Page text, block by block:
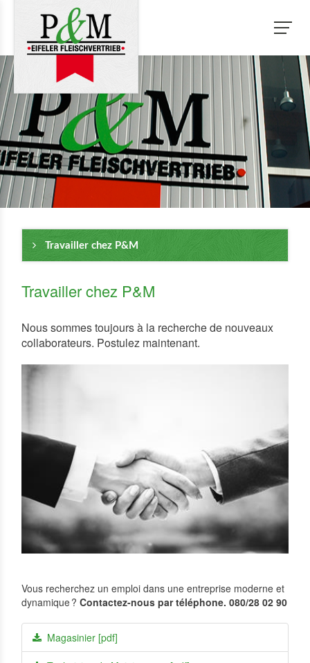
Travailler chez P&M
Travailler chez P&M
Nous sommes toujours à la recherche de nouveaux
collaborateurs. Postulez maintenant.
Vous recherchez un emploi dans une entreprise moderne et
dynamique ? Contactez-nous par téléphone. 080/28 02 90
Magasinier [pdf]